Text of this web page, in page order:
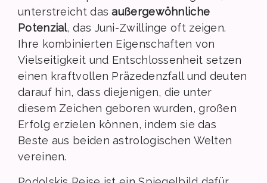
unterstreicht dasaußergewöhnliche
Potenzial, das Juni-Zwillinge oft zeigen.
Ihre kombinierten Eigenschaften von
Vielseitigkeit und Entschlossenheit setzen
einen kraftvollen Präzedenzfall und deuten
darauf hin, dass diejenigen, die unter
diesem Zeichen geboren wurden, großen
Erfolg erzielen können, indem sie das
Beste aus beiden astrologischen Welten
vereinen.